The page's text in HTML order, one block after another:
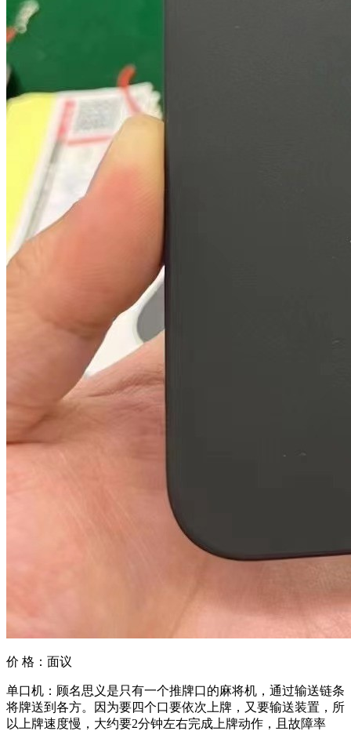
价 格： 面议
单口机：顾名思义是只有一个推牌口的麻将机，通过输送链条
将牌送到各方。因为要四个口要依次上牌，又要输送装置，所
以上牌速度慢，大约要2分钟左右完成上牌动作，且故障率